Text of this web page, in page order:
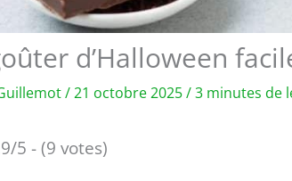
d’Halloween
/21 octobre 2025/3 minutes de
5 - (9 votes)